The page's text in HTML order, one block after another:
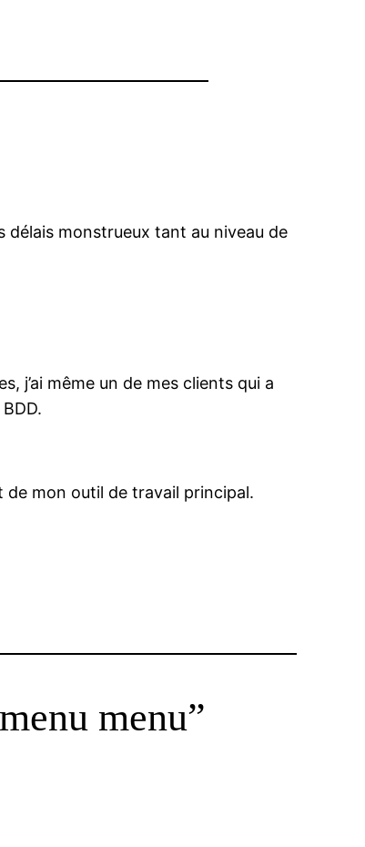
délais monstrueux tant au niveau de
j’ai même un de mes clients qui a
de mon outil de travail principal.
menu”